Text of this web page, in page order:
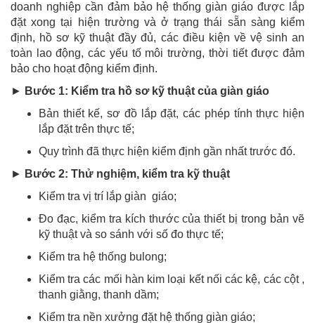
doanh nghiệp cần đảm bảo hệ thống giàn giáo được lắp
đặt xong tại hiện trường và ở trạng thái sẵn sàng kiểm
định, hồ sơ kỹ thuật đầy đủ, các điều kiện về vệ sinh an
toàn lao động, các yếu tố môi trường, thời tiết được đảm
bảo cho hoạt động kiểm định.
► Bước 1: Kiểm tra hồ sơ kỹ thuật của giàn giáo
Bản thiết kế, sơ đồ lắp đặt, các phép tính thực hiện
lắp đặt trên thực tế;
Quy trình đã thực hiện kiểm định gần nhất trước đó.
► Bước 2: Thử nghiệm, kiểm tra kỹ thuật
Kiểm tra vị trí lắp giàn giáo;
Đo đạc, kiểm tra kích thước của thiết bị trong bản vẽ
kỹ thuật và so sánh với số đo thực tế;
Kiểm tra hệ thống bulong;
Kiểm tra các mối hàn kim loại kết nối các kệ, các cột ,
thanh giằng, thanh dầm;
Kiểm tra nền xưởng đặt hệ thống giàn giáo;